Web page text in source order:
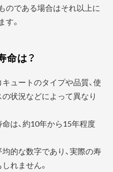
のである場合はそれ以上に
。
命は？
ュートのタイプや品質、使
状況などによって異なり
は、約10年から15年程度
的な数字であり、実際の寿
れません。